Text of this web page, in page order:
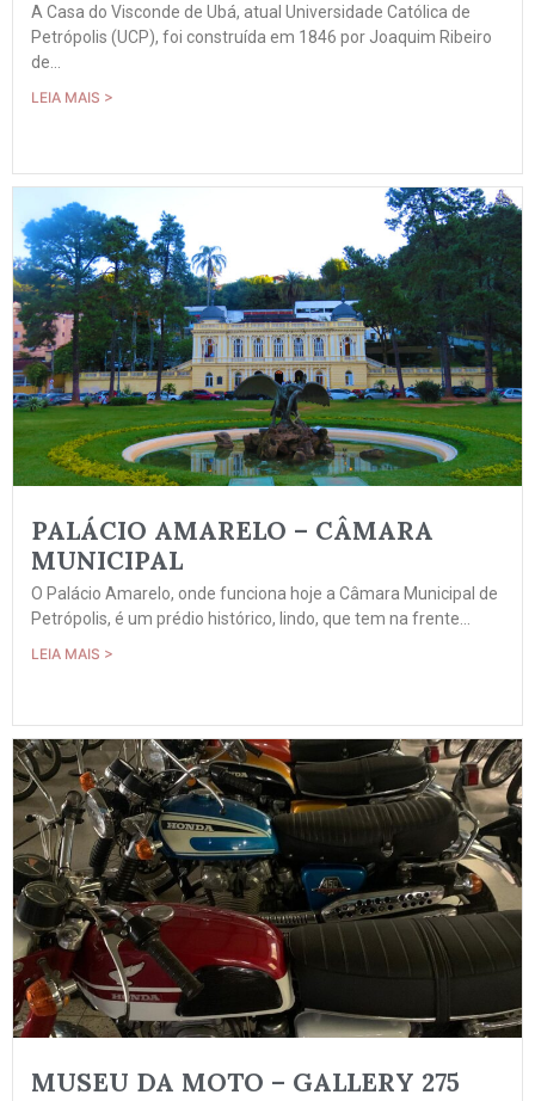
A Casa do Visconde de Ubá, atual Universidade Católica de
Petrópolis (UCP), foi construída em 1846 por Joaquim Ribeiro
de...
LEIA MAIS >
PALÁCIO AMARELO – CÂMARA
MUNICIPAL
O Palácio Amarelo, onde funciona hoje a Câmara Municipal de
Petrópolis, é um prédio histórico, lindo, que tem na frente...
LEIA MAIS >
MUSEU DA MOTO – GALLERY 275